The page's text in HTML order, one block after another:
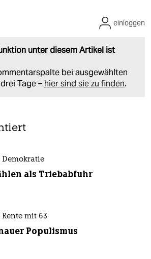
unter diesem Artikel ist
bei ausgewählten
Tage – hier sind sie zu finden.
einloggen
Demokratie
als Triebabfuhr
mit 63
Populismus